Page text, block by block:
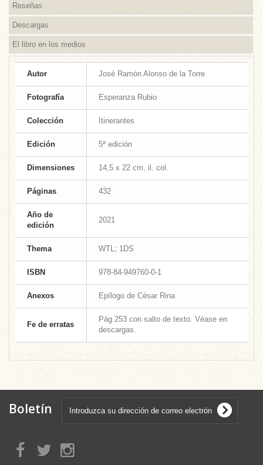
Reseñas
Descargas
El libro en los medios
Autor José Ramón Alonso de la Torre
Fotografía Esperanza Rubio
Colección Itinerantes
Edición 5ª edición
Dimensiones 14,5 x 22 cm, il. col.
Páginas 432
Año de
edición
2021
Thema WTL; 1DS
ISBN 978-84-949760-0-1
Anexos Epílogo de César Rina
Fe de erratas
Pág 253 con salto de texto. Véase en
descargas.
Boletín